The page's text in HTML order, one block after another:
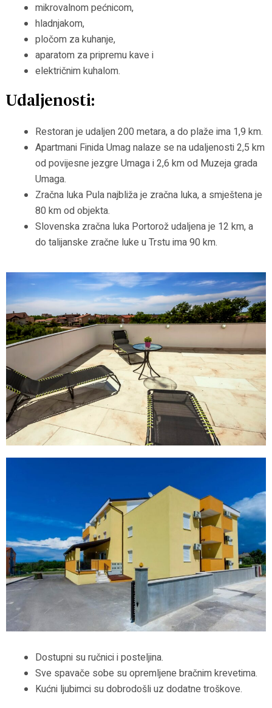
mikrovalnom pećnicom,
hladnjakom,
pločom za kuhanje,
aparatom za pripremu kave i
električnim kuhalom.
Udaljenosti:
Restoran je udaljen 200 metara, a do plaže ima 1,9 km.
Apartmani Finida Umag nalaze se na udaljenosti 2,5 km
od povijesne jezgre Umaga i 2,6 km od Muzeja grada
Umaga.
Zračna luka Pula najbliža je zračna luka, a smještena je
80 km od objekta.
Slovenska zračna luka Portorož udaljena je 12 km, a
do talijanske zračne luke u Trstu ima 90 km.
Dostupni su ručnici i posteljina.
Sve spavače sobe su opremljene bračnim krevetima.
Kućni ljubimci sudobrodošli uz dodatne troškove.